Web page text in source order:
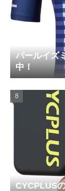
パールイズ
中！
CYCPLUS